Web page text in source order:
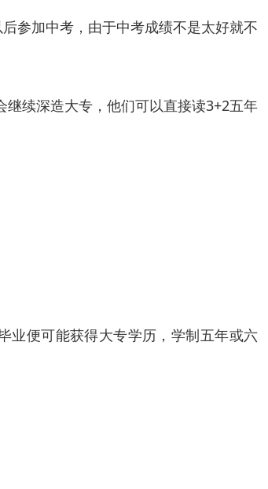
参加中考，由于中考成绩不是太好就不
续深造大专，他们可以直接读3+2五年
业便可能获得大专学历，学制五年或六